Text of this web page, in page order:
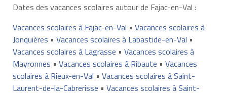
Dates des vacances scolaires autour de Fajac-en-Val :
Vacances scolaires à Fajac-en-Val • Vacances scolaires à
Jonquières • Vacances scolaires à Labastide-en-Val •
Vacances scolaires à Lagrasse • Vacances scolaires à
Mayronnes • Vacances scolaires à Ribaute • Vacances
scolaires à Rieux-en-Val • Vacances scolaires à Saint-
Laurent-de-la-Cabrerisse • Vacances scolaires à Saint-